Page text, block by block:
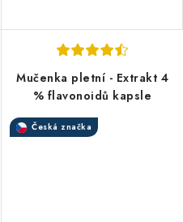
Mučenka pletní - Extrakt 4
% flavonoidů kapsle
Česká značka